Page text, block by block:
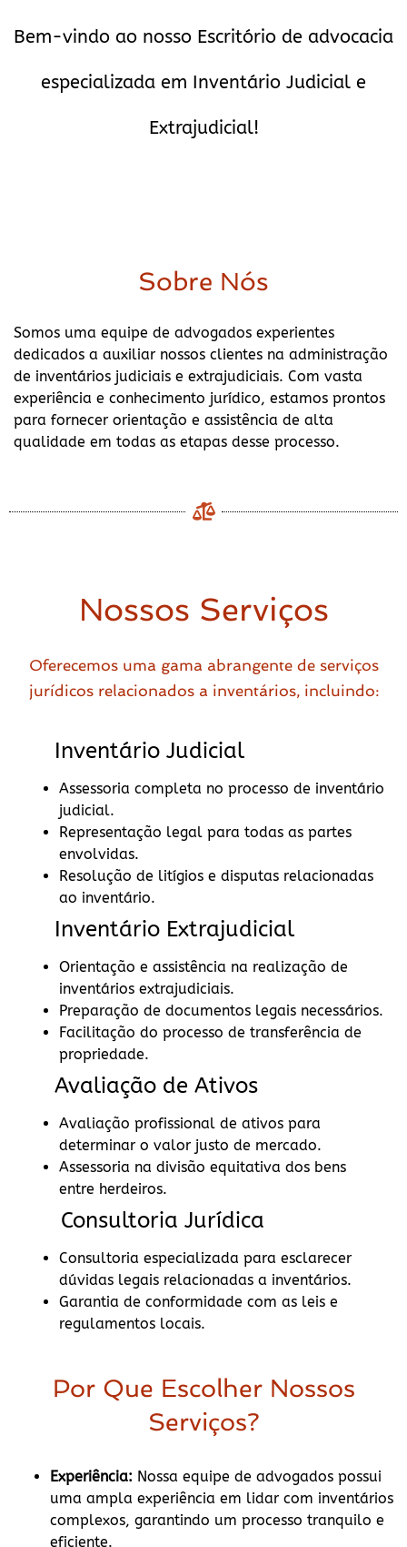
Bem-vindo ao nosso Escritório de advocacia
especializada em Inventário Judicial e
Extrajudicial!
Sobre Nós
Somos uma equipe de advogados experientes
dedicados a auxiliar nossos clientes na administração
de inventários judiciais e extrajudiciais. Com vasta
experiência e conhecimento jurídico, estamos prontos
para fornecer orientação e assistência de alta
qualidade em todas as etapas desse processo.
Nossos Serviços
Oferecemos uma gama abrangente de serviços
jurídicos relacionados a inventários, incluindo:
Inventário Judicial
Assessoria completa no processo de inventário
judicial.
Representação legal para todas as partes
envolvidas.
Resolução de litígios e disputas relacionadas
ao inventário.
Inventário Extrajudicial
Orientação e assistência na realização de
inventários extrajudiciais.
Preparação de documentos legais necessários.
Facilitação do processo de transferência de
propriedade.
Avaliação de Ativos
Avaliação profissional de ativos para
determinar o valor justo de mercado.
Assessoria na divisão equitativa dos bens
entre herdeiros.
Consultoria Jurídica
Consultoria especializada para esclarecer
dúvidas legais relacionadas a inventários.
Garantia de conformidade com as leis e
regulamentos locais.
Por Que Escolher Nossos
Serviços?
Experiência: Nossa equipe de advogados possui
uma ampla experiência em lidar com inventários
complexos, garantindo um processo tranquilo e
eficiente.